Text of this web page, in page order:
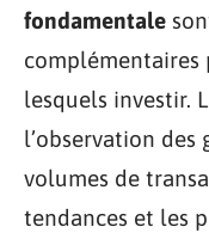
fondamentale
complémentaires
lesquels investir.
l’observation des
volumes de
tendances et les